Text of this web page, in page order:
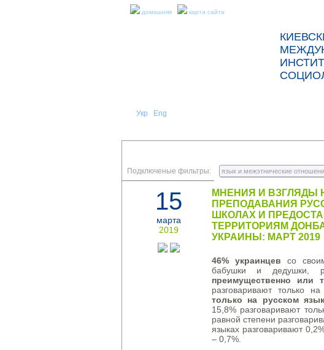
домашняя карта сайта
Укр Eng
Подключеные фильтры: язык и межэтнические
15
марта
2019
МНЕНИЯ И ВЗГЛЯДЫ
ПРЕПОДАВАНИЯ
ШКОЛАХ И
ТЕРРИТОРИЯМ
УКРАИНЫ: МАРТ 2019
46% украинцев со
бабушки и дедушки,
преимущественно или
разговаривают только
только на русском
15,8% разговаривают
равной степени
языках разговаривают
– 0,7%.